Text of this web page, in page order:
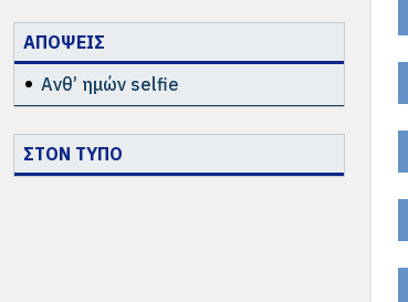
ΑΠΟΨΕΙΣ
Ανθ’ ημών selfie
ΣΤΟΝ ΤΥΠΟ